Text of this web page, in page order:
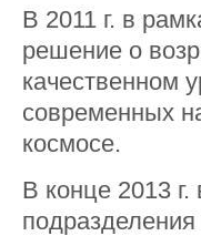
В 2011 г. в
решение о
качественном
современных
космосе.
В конце 2013